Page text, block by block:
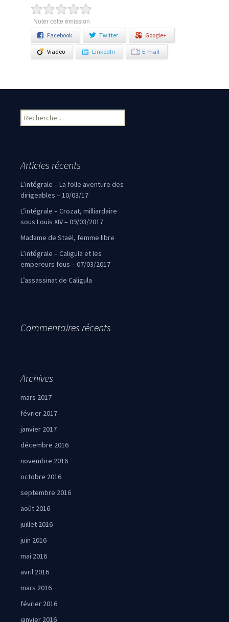
Noter cette émission
Facebook Twitter Google+
Viadeo LinkedIn E-mail
Rechercher :
Articles récents
L’intégrale – La folle aventure des
dirigeables – 10/03/17
L’intégrale – Crozat, milliardaire
sous Louis XIV – 09/03/2017
Madame de Staël, femme libre
L’intégrale – Caligula et les
empereurs fous – 07/03/2017
L’assassinat de Caligula
Commentaires récents
Archives
mars 2017
février 2017
janvier 2017
décembre 2016
novembre 2016
octobre 2016
septembre 2016
août 2016
juillet 2016
juin 2016
mai 2016
avril 2016
mars 2016
février 2016
janvier 2016